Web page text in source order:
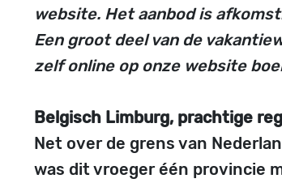
website. Het aanbod is
Een groot deel van de
zelf online op onze website
Belgisch Limburg, prachtige
Net over de grens van
was dit vroeger één provincie